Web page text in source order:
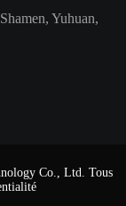
Yuhuan,
Co., Ltd. Tous